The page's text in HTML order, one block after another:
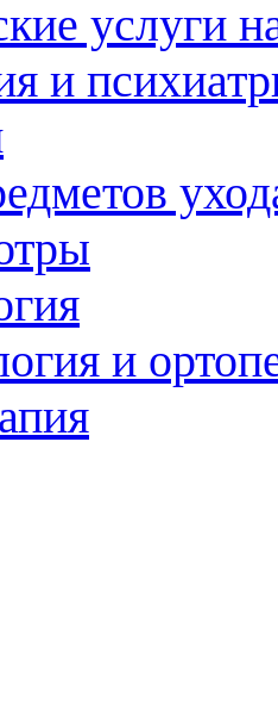
услуги
и
и